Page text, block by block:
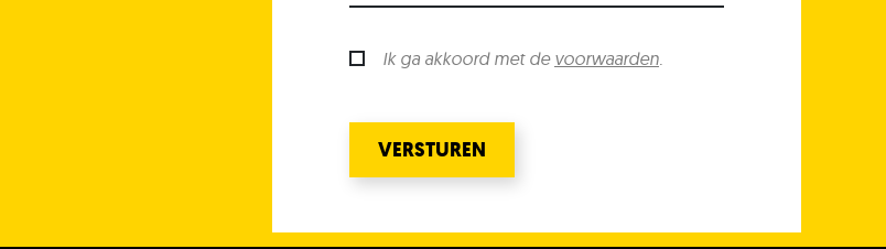
Ik ga akkoord met de voorwaarden.
VERSTUREN